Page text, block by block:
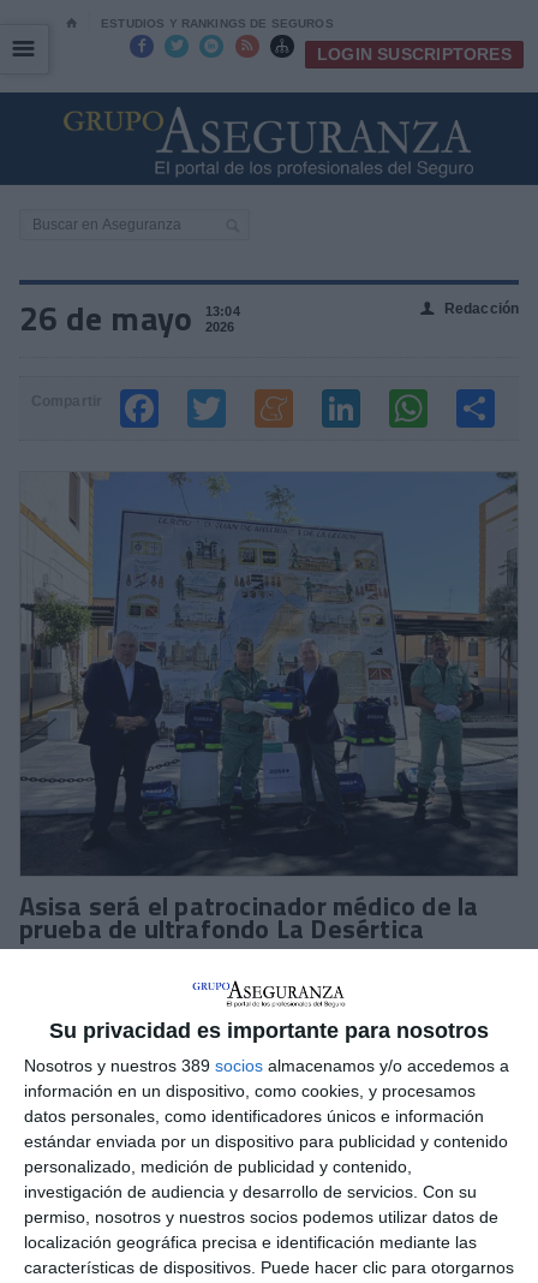
Su privacidad es importante para nosotros
Nosotros y nuestros 389 socios almacenamos y/o accedemos a
información en un dispositivo, como cookies, y procesamos
datos personales, como identificadores únicos e información
estándar enviada por un dispositivo para publicidad y contenido
personalizado, medición de publicidad y contenido,
investigación de audiencia y desarrollo de servicios. Con su
permiso, nosotros y nuestros socios podemos utilizar datos de
localización geográfica precisa e identificación mediante las
características de dispositivos. Puede hacer clic para otorgarnos
⌂ ESTUDIOS Y RANKINGS DE SEGUROS
     LOGIN SUSCRIPTORES
☰
☰
26 de mayo
13:04
2026
👤 Redacción
Asisa será el patrocinador médico de la
prueba de ultrafondo La Desértica
será el patrocinador médico oficial de la prueba de ultrafondo,
octubre.
Con este acuerdo la aseguradora seguirá poniendo un equipo
de ambulancias a disposición de la carrera y ya ha entregado
15 botiquines equipados para los distintos equipos de apoyo
que trabajarán tanto en La Desértica como la Minidesértica, la
prueba dirigida a niños. Además, los participantes podrán
acceder en condiciones preferentes a reconocimientos médicos
en HLA Hospital Mediterráneo y los profesionales del centro
participarán en una serie de vídeos con recomendaciones para
la mejor preparación de la carrera de una manera saludable y